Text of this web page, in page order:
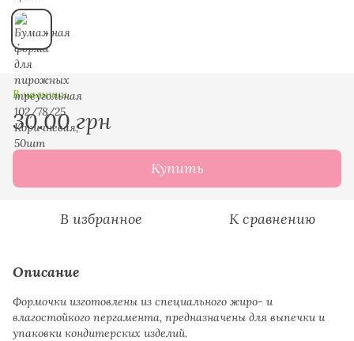
В наличии
30.00 грн
Купить
В избранное К сравнению
Описание
Формочки изготовлены из специального жиро- и
влагостойкого пергамента, предназначены для выпечки и
упаковки кондитерских изделий.